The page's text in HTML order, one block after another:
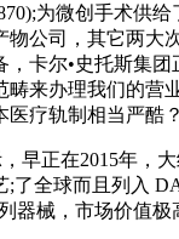
为微创手术供
公司，其它两大
卡尔•史托斯集
来办理我们的
疗轨制相当严酷？
正在2015年，
全球而且列入
器械，市场价值极